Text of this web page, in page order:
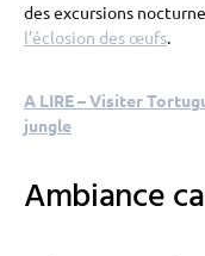
des excursions
l’éclosion des œufs.
A LIRE – Visiter
jungle
Ambiance